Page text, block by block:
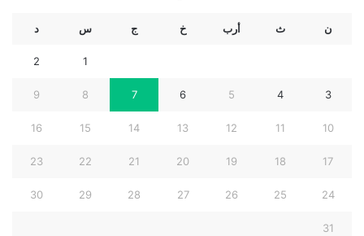
ن ث أرب خ ج س د
1
2
3
4
5
6
7
8
9
10
11
12
13
14
15
16
17
18
19
20
21
22
23
24
25
26
27
28
29
30
31